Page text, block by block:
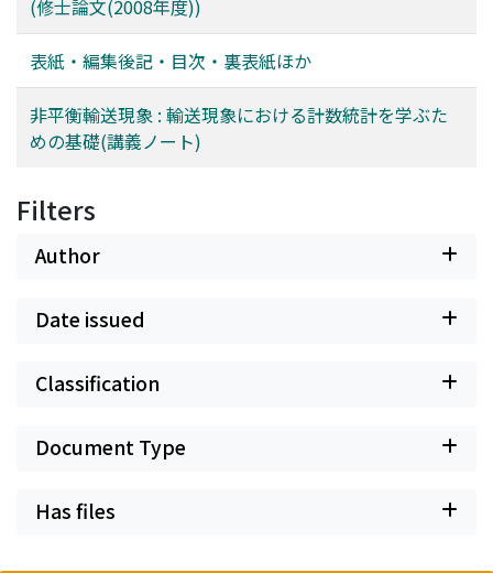
(修士論文(2008年度))
表紙・編集後記・目次・裏表紙ほか
非平衡輸送現象 : 輸送現象における計数統計を学ぶた
めの基礎(講義ノート)
Filters
Author
Date issued
Classification
Document Type
Has files